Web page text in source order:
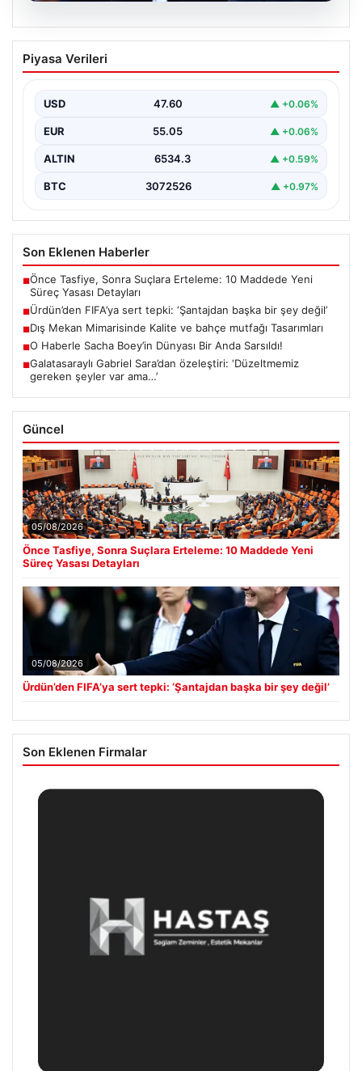
05.08.2026
Ürdün’den FIFA’ya sert tepki: ‘Şantajdan
başka bir şey değil’
Piyasa Verileri
USD 47.60 ▲ +0.06%
EUR 55.05 ▲ +0.06%
ALTIN 6534.3 ▲ +0.59%
BTC 3072526 ▲ +0.97%
Son Eklenen Haberler
■Önce Tasfiye, Sonra Suçlara Erteleme: 10 Maddede Yeni
Süreç Yasası Detayları
■Ürdün’den FIFA’ya sert tepki: ‘Şantajdan başka bir şey değil’
■Dış Mekan Mimarisinde Kalite ve bahçe mutfağı Tasarımları
■O Haberle Sacha Boey’in Dünyası Bir Anda Sarsıldı!
■Galatasaraylı Gabriel Sara’dan özeleştiri: ‘Düzeltmemiz
gereken şeyler var ama…’
Güncel
05/08/2026
Önce Tasfiye, Sonra Suçlara Erteleme: 10 Maddede Yeni
Süreç Yasası Detayları
05/08/2026
Ürdün’den FIFA’ya sert tepki: ‘Şantajdan başka bir şey değil’
Son Eklenen Firmalar